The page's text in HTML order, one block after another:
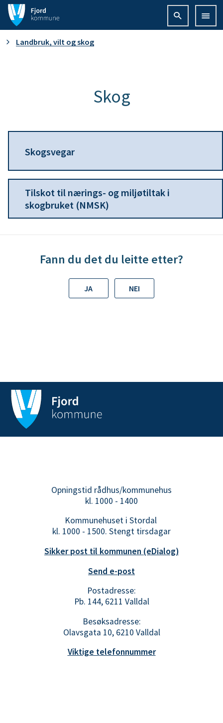
F
j
k
o
m
m
u
n
e
D
Landbruk, vilt og skog
Skog
Skogsvegar
Tilskot til nærings- og miljøtiltak i
skogbruket (NMSK)
Fann du det du leitte etter?
JA NEI
Opningstid rådhus/kommunehus
kl. 1000 - 1400
Kommunehuset i Stordal
kl. 1000 - 1500. Stengt tirsdagar
Sikker post til kommunen (eDialog)
Send e-post
Postadresse:
Pb. 144, 6211 Valldal
Besøksadresse:
Olavsgata 10, 6210 Valldal
Viktige telefonnummer